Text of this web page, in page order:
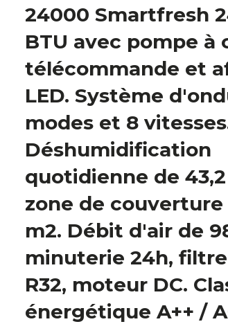
24000 Smartfresh
BTU avec pompe à
télécommande et
LED. Système
modes et 8
Déshumidification
quotidienne de
zone de couverture
m2. Débit d'air de
minuterie 24h, filtre
R32, moteur DC.
énergétique A++ /